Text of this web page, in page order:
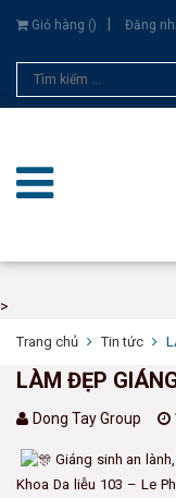
Giỏ hàng () Đăng
>
Trang chủ Tin tức
LÀM ĐẸP
Dong Tay Group
Giáng sinh an
Khoa Da liễu 103 – Le